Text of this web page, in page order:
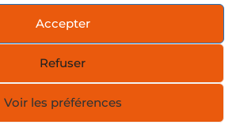
Accepter
Refuser
Voir les préférences
24h
affirmons notre volonté d’établir des
français avec la clientèle du Québec